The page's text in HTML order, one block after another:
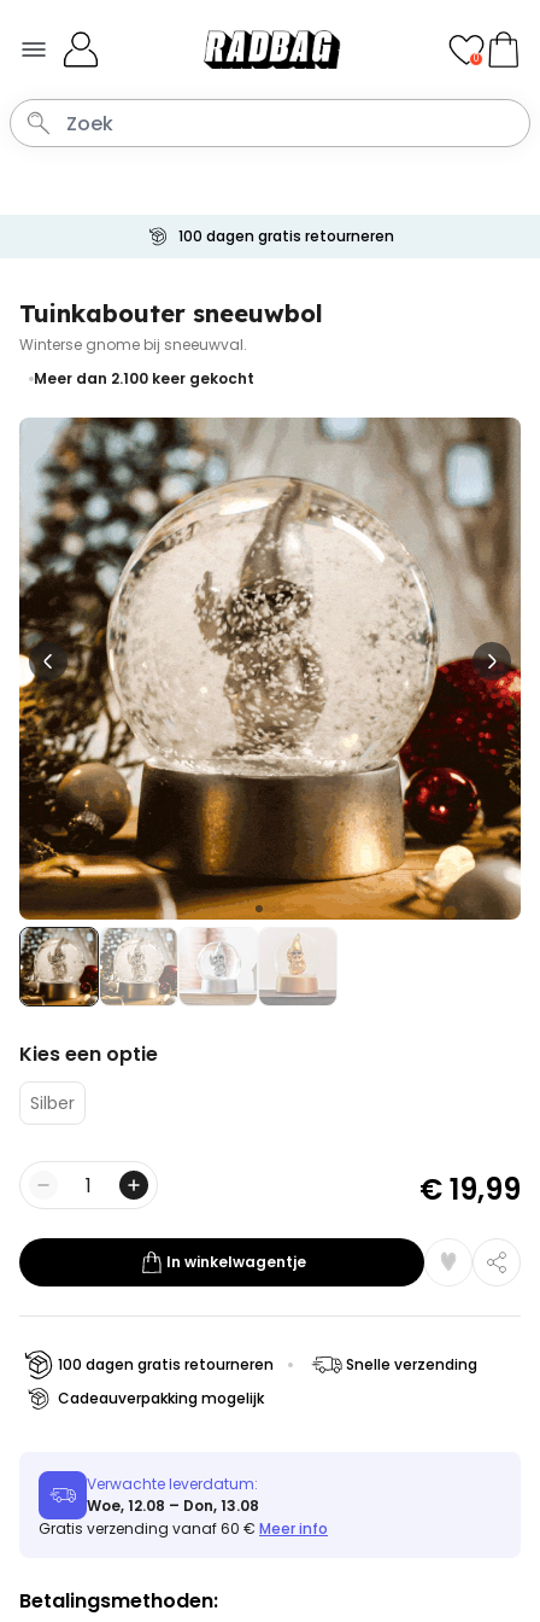
0
100 dagen gratis retourneren
Tuinkabouter sneeuwbol
Winterse gnome bij sneeuwval.
Meer dan 2.100 keer gekocht
Kies een optie
Silber
Aantal € 19,99
In winkelwagentje
100 dagen gratis retourneren
Snelle verzending
Cadeauverpakking mogelijk
Verwachte leverdatum:
Woe, 12.08 – Don, 13.08
Gratis verzending vanaf 60 € Meer info
Betalingsmethoden: